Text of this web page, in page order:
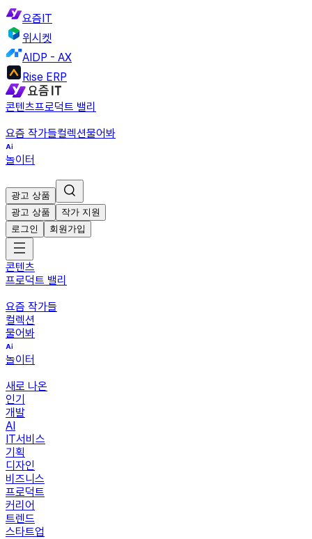
요즘IT
위시켓
AIDP - AX
Rise ERP
콘텐츠프로덕트 밸리
요즘 작가들컬렉션물어봐
놀이터
광고 상품
광고 상품
작가 지원
로그인
회원가입
콘텐츠
프로덕트 밸리
요즘 작가들
컬렉션
물어봐
놀이터
새로 나온
인기
개발
AI
IT서비스
기획
디자인
비즈니스
프로덕트
커리어
트렌드
스타트업